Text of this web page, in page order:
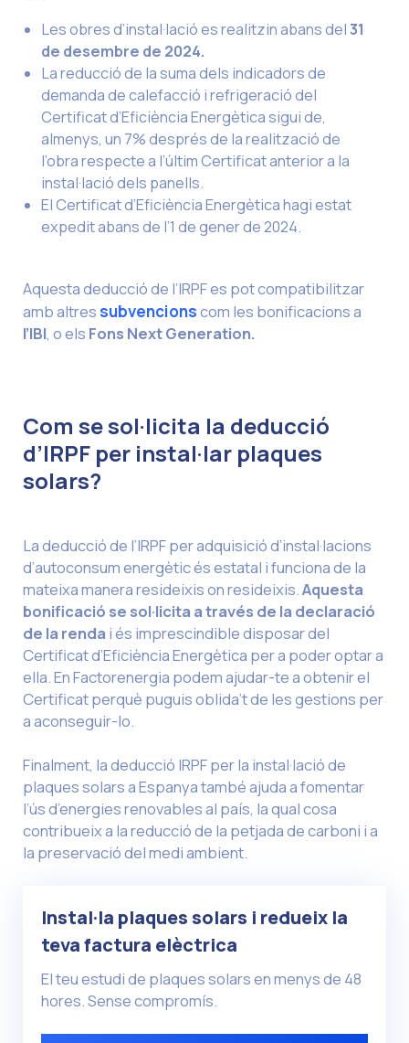
Les obres d’instal·lació es realitzin abans del31
de desembre de 2024.
La reducció de la suma dels indicadors de
demanda de calefacció i refrigeració del
Certificat d’Eficiència Energètica sigui de,
almenys, un 7% després de la realització de
l’obra respecte a l’últim Certificat anterior a la
instal·lació dels panells.
El Certificat d’Eficiència Energètica hagi estat
expedit abans de l’1 de gener de 2024.
Aquesta deducció de l’IRPF es pot compatibilitzar
amb altres subvencionscom les bonificacions a
l’IBI, o els Fons Next Generation.
Com se sol·licita la deducció
d’IRPF per instal·lar plaques
solars?
La deducció de l’IRPF per adquisició d’instal·lacions
d’autoconsum energètic és estatal i funciona de la
mateixa manera resideixis on resideixis.Aquesta
bonificació se sol·licita a través de la declaració
de la renda i és imprescindible disposar del
Certificat d’Eficiència Energètica per a poder optar a
ella. En Factorenergia podem ajudar-te a obtenir el
Certificat perquè puguis oblida’t de les gestions per
a aconseguir-lo.
Finalment, la deducció IRPF per la instal·lació de
plaques solars a Espanya també ajuda a fomentar
l’ús d’energies renovables al país, la qual cosa
contribueix a la reducció de la petjada de carboni i a
la preservació del medi ambient.
Instal·la plaques solars i redueix la
teva factura elèctrica
El teu estudi de plaques solars en menys de 48
hores. Sense compromís.